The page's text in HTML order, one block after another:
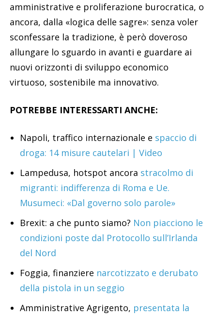
amministrative e proliferazione burocratica, o
ancora, dalla «logica delle sagre»: senza voler
sconfessare la tradizione, è però doveroso
allungare lo sguardo in avanti e guardare ai
nuovi orizzonti di sviluppo economico
virtuoso, sostenibile ma innovativo.
POTREBBE INTERESSARTI ANCHE:
Napoli, traffico internazionale e spaccio di
droga: 14 misure cautelari | Video
Lampedusa, hotspot ancora stracolmo di
migranti: indifferenza di Roma e Ue.
Musumeci: «Dal governo solo parole»
Brexit: a che punto siamo? Non piacciono le
condizioni poste dal Protocollo sull’Irlanda
del Nord
Foggia, finanziere narcotizzato e derubato
della pistola in un seggio
Amministrative Agrigento, presentata la